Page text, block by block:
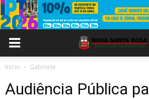
Inicio Gabinete
Audiência Pública